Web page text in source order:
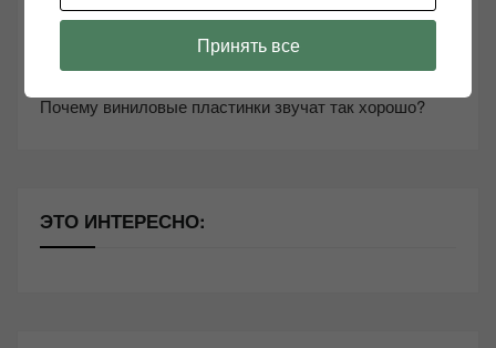
Секреты Hi-Fi
10 способов оптимизации потоковой музыки
Почему виниловые пластинки звучат так хорошо?
ЭТО ИНТЕРЕСНО:
Принять все